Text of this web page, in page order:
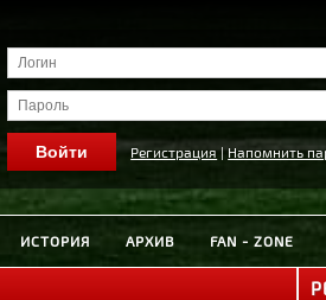
Регистрация|Напомнить
ИСТОРИЯ АРХИВ FAN - ZONE